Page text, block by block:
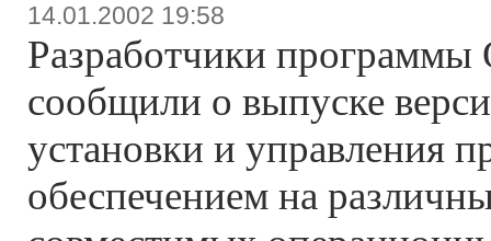
14.01.2002 19:58
Разработчики программы
сообщили о выпуске
установки и управления
обеспечением на